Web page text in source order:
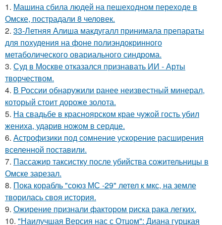
1. Машина сбила людей на пешеходном переходе в
Омске, пострадали 8 человек.
2. 33-Летняя Алиша макдугалл принимала препараты
для похудения на фоне полиэндокринного
метаболического овариального синдрома.
3. Суд в Москве отказался признавать ИИ - Арты
творчеством.
4. В России обнаружили ранее неизвестный минерал,
который стоит дороже золота.
5. На свадьбе в красноярском крае чужой гость убил
жениха, ударив ножом в сердце.
6. Астрофизики под сомнение ускорение расширения
вселенной поставили.
7. Пассажир таксистку после убийства сожительницы в
Омске зарезал.
8. Пока корабль "союз МС -29" летел к мкс, на земле
творилась своя история.
9. Ожирение признали фактором риска рака легких.
10. "Наилучшая Версия нас с Отцом": Диана гурцкая